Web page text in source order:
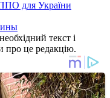
для України
текст і
про це редакцію.